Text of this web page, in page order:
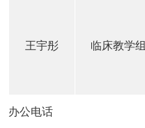
王宇彤 临床教学组
办公电话